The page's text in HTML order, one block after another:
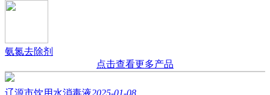
氨氮去除剂
点击查看更多产品
辽源市饮用水消毒液2025-01-08